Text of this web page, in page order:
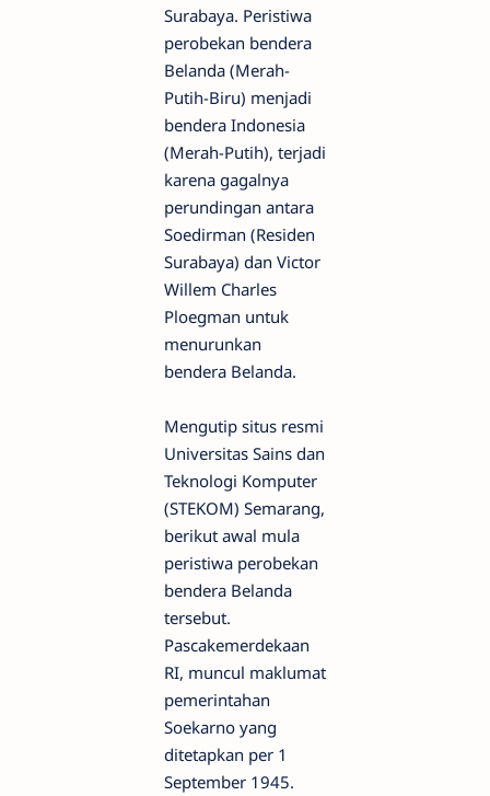
Surabaya. Peristiwa
perobekan bendera
Belanda (Merah-
Putih-Biru) menjadi
bendera Indonesia
(Merah-Putih), terjadi
karena gagalnya
perundingan antara
Soedirman (Residen
Surabaya) dan Victor
Willem Charles
Ploegman untuk
menurunkan
bendera Belanda.
Mengutip situs resmi
Universitas Sains dan
Teknologi Komputer
(STEKOM) Semarang,
berikut awal mula
peristiwa perobekan
bendera Belanda
tersebut.
Pascakemerdekaan
RI, muncul maklumat
pemerintahan
Soekarno yang
ditetapkan per 1
September 1945.